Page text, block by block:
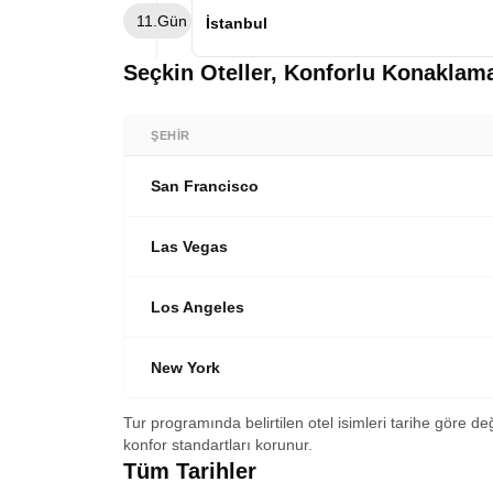
eklemeler yapılarak ABD’ ye hediye
göreceğimiz yerler arasında.
fotoğraflama şansı bulacağımız One
yer verilen Brooklyn Köprüsünde bir
transfer saatine kadar serbest vaktimiz
uçakta.
11.Gün İstanbul
Öğlen saatlerinde İstanbul havalimanına
bulunmaktayız. Bir sonraki rüya
Seçkin Oteller, Konforlu
ŞEHIR
San Francisco
Las Vegas
Los Angeles
New York
Tur programında belirtilen otel isimleri tarihe göre
konfor standartları korunur.
Tüm Tarihler